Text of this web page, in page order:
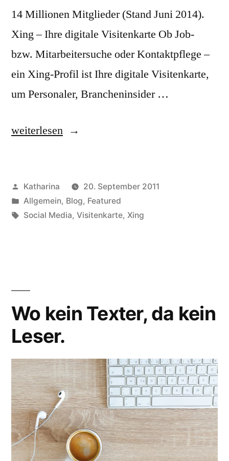
14 Millionen Mitglieder (Stand Juni 2014).
Xing – Ihre digitale Visitenkarte Ob Job-
bzw. Mitarbeitersuche oder Kontaktpflege –
ein Xing-Profil ist Ihre digitale Visitenkarte,
um Personaler, Brancheninsider …
„Nicht
Schattenseite.
Sondern
weiterlesen
Veröffentlicht
von
Katharina
20. September 2011
Veröffentlicht
in
Allgemein, Blog, Featured
Schlagwörter:
Social Media, Visitenkarte, Xing
Wo kein Texter, da kein
Leser.